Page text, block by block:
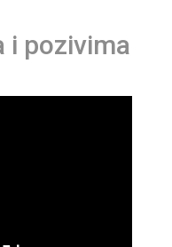
i pozivima